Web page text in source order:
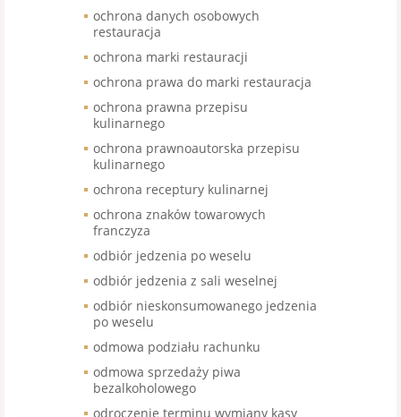
ochrona danych osobowych
restauracja
ochrona marki restauracji
ochrona prawa do marki restauracja
ochrona prawna przepisu
kulinarnego
ochrona prawnoautorska przepisu
kulinarnego
ochrona receptury kulinarnej
ochrona znaków towarowych
franczyza
odbiór jedzenia po weselu
odbiór jedzenia z sali weselnej
odbiór nieskonsumowanego jedzenia
po weselu
odmowa podziału rachunku
odmowa sprzedaży piwa
bezalkoholowego
odroczenie terminu wymiany kasy